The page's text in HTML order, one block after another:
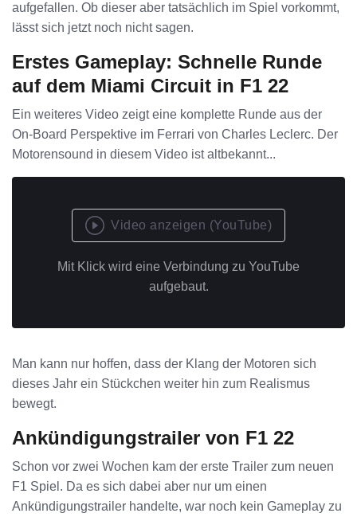
aufgefallen. Ob dieser aber tatsächlich im Spiel vorkommt,
lässt sich jetzt noch nicht sagen.
Erstes Gameplay: Schnelle Runde
auf dem Miami Circuit in F1 22
Ein weiteres Video zeigt eine komplette Runde aus der
On-Board Perspektive im Ferrari von Charles Leclerc. Der
Motorensound in diesem Video ist altbekannt...
Video anzeigen (YouTube)
Mit Klick wird eine Verbindung zu YouTube
aufgebaut.
Man kann nur hoffen, dass der Klang der Motoren sich
dieses Jahr ein Stückchen weiter hin zum Realismus
bewegt.
Ankündigungstrailer von F1 22
Schon vor zwei Wochen kam der erste Trailer zum neuen
F1 Spiel. Da es sich dabei aber nur um einen
Ankündigungstrailer handelte, war noch kein Gameplay zu